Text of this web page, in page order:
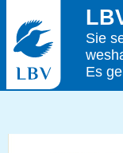
Sie
Es